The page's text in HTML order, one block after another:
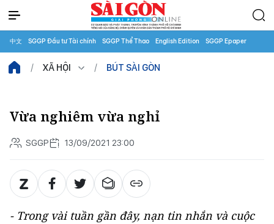
中文 SGGP Đầu tư Tài chính SGGP Thể Thao English Edition SGGP Epaper
XÃ HỘI BÚT SÀI GÒN
Vừa nghiêm vừa nghỉ
SGGP 13/09/2021 23:00
- Trong vài tuần gần đây, nạn tin nhắn và cuộc